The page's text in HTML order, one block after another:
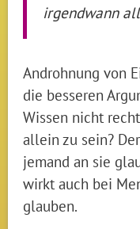
irgendwann
Androhnung von
die besseren
Wissen nicht
allein zu sein?
jemand an sie
wirkt auch bei
glauben.